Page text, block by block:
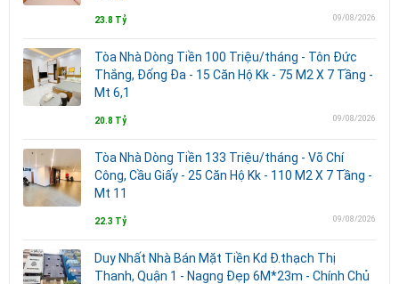
23.8 Tỷ 09/08/2026
Tòa Nhà Dòng Tiền 100 Triệu/tháng - Tôn Đức
Thắng, Đống Đa - 15 Căn Hộ Kk - 75 M2 X 7 Tầng -
Mt 6,1
20.8 Tỷ 09/08/2026
Tòa Nhà Dòng Tiền 133 Triệu/tháng - Võ Chí
Công, Cầu Giấy - 25 Căn Hộ Kk - 110 M2 X 7 Tầng -
Mt 11
22.3 Tỷ 09/08/2026
Duy Nhất Nhà Bán Mặt Tiền Kd Đ.thạch Thị
Thanh, Quận 1 - Nagng Đẹp 6M*23m - Chính Chủ